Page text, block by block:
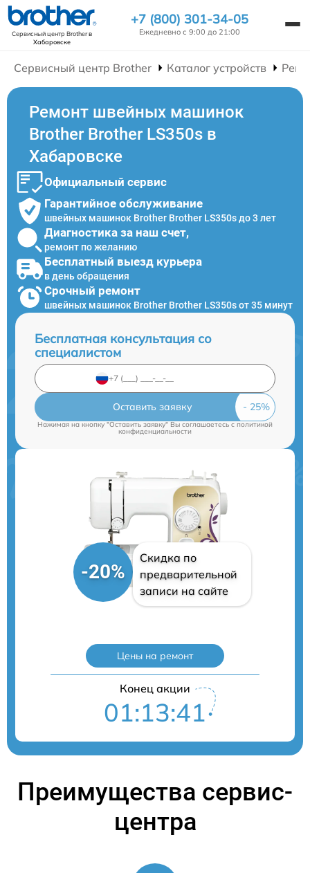
Сервисный центр Brotherв
Хабаровске
+7 (800) 301-34-05
Ежедневно с 9:00 до 21:00
Сервисный центр Brother Каталог устройств
Ремонт швейных машинок
Brother Brother LS350s в
Хабаровске
Официальный сервис
Гарантийное обслуживание
швейных машинок Brother Brother LS350s до 3 лет
Диагностика за наш счет,
ремонт по желанию
Бесплатный выезд курьера
в день обращения
Срочный ремонт
швейных машинок Brother Brother LS350s от 35 минут
Бесплатная консультация со
специалистом
Оставить заявку
Нажимая на кнопку "Оставить заявку" Вы соглашаетесь cполитикой
конфиденциальности
-20%
Скидка по
предварительной
записи на сайте
Цены на ремонт
Конец акции
01:13:40
Преимущества сервис-
центра